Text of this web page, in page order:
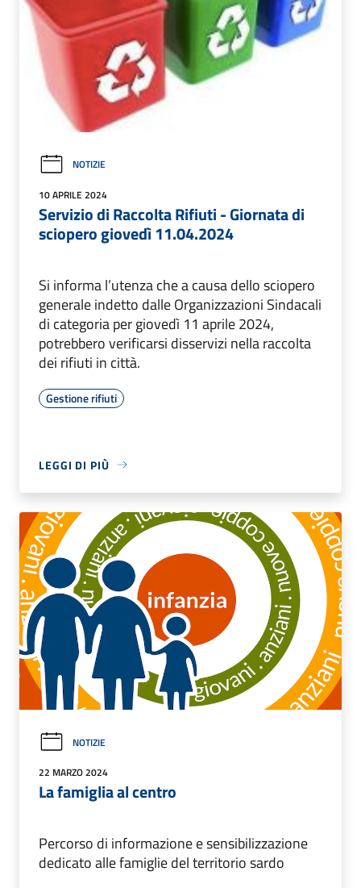
NOTIZIE
10 APRILE 2024
Servizio di Raccolta Rifiuti - Giornata di
sciopero giovedì 11.04.2024
Si informa l’utenza che a causa dello sciopero
generale indetto dalle Organizzazioni Sindacali
di categoria per giovedì 11 aprile 2024,
potrebbero verificarsi disservizi nella raccolta
dei rifiuti in città.
Gestione rifiuti
LEGGI DI PIÙ
NOTIZIE
22 MARZO 2024
La famiglia al centro
Percorso di informazione e sensibilizzazione
dedicato alle famiglie del territorio sardo